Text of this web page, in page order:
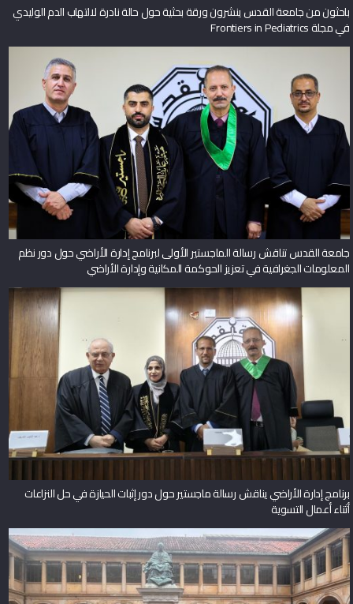
باحثون من جامعة القدس ينشرون ورقة بحثية حول حالة نادرة لالتهاب الدم الوليدي
في مجلة Frontiers in Pediatrics
جامعة القدس تناقش رسالة الماجستير الأولى لبرنامج إدارة الأراضي حول دور نظم
المعلومات الجغرافية في تعزيز الحوكمة المكانية وإدارة الأراضي
برنامج إدارة الأراضي يناقش رسالة ماجستير حول دور إثبات الحيازة في حل النزاعات
أثناء أعمال التسوية